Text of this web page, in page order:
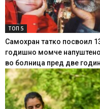
ТОП 5
Самохран татко посвоил
годишно момче напуштено
во болница пред две